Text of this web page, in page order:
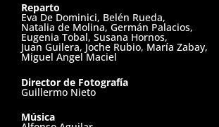
Reparto
Eva De Dominici, Belén Rueda,
Natalia de Molina, Germán Palacios,
Eugenia Tobal, Susana Hornos,
Juan Guilera, Joche Rubio, María Zabay,
Miguel Angel Maciel
Director de Fotografía
Guillermo Nieto
Música